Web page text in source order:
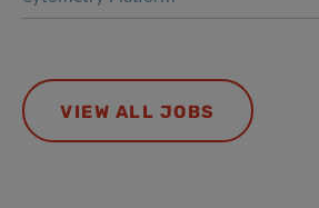
VIEW ALL JOBS